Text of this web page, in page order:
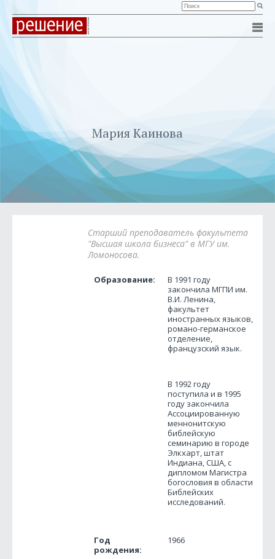
Мария Каинова
Старший преподаватель факультета
"Высшая школа бизнеса" в МГУ им.
Ломоносова.
Образование:
В 1991 году
закончила МГПИ им.
В.И. Ленина,
факультет
иностранных языков,
романо-германское
отделение,
французский язык.
В 1992 году
поcтупила и в 1995
году закончила
Ассоциированную
меннонитскую
библейскую
семинарию в городе
Элкхарт, штат
Индиана, США, с
дипломом Магистра
богословия в области
Библейских
исследований.
Год
рождения:
1966